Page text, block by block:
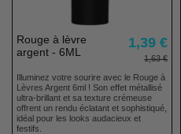
Rouge à lèvre
argent - 6ML
1,39 €
1,63 €
Illuminez votre sourire avec le Rouge à
Lèvres Argent 6ml ! Son effet métallisé
ultra-brillant et sa texture crémeuse
offrent un rendu éclatant et sophistiqué,
idéal pour les looks audacieux et
festifs.